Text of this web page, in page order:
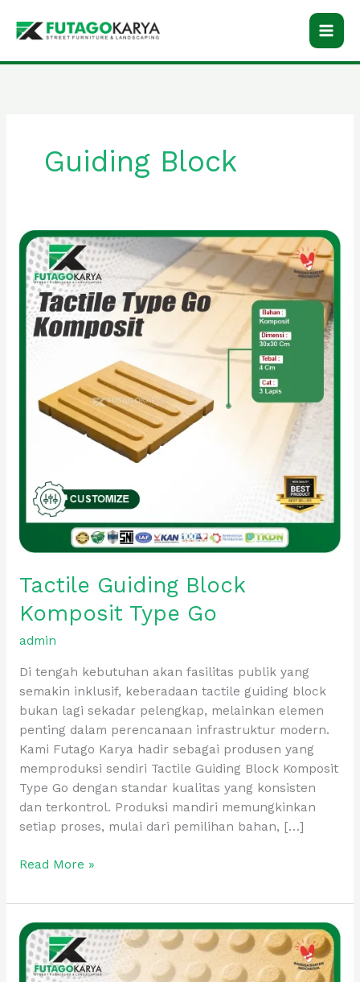
Guiding Block
Tactile Guiding Block
Komposit Type Go
admin
Di tengah kebutuhan akan fasilitas publik yang
semakin inklusif, keberadaan tactile guiding block
bukan lagi sekadar pelengkap, melainkan elemen
penting dalam perencanaan infrastruktur modern.
Kami Futago Karya hadir sebagai produsen yang
memproduksi sendiri Tactile Guiding Block Komposit
Type Go dengan standar kualitas yang konsisten
dan terkontrol. Produksi mandiri memungkinkan
setiap proses, mulai dari pemilihan bahan, […]
Tactile
Guiding
Block
Komposit
Type
Go
Read More »
Tactile
Guiding
Block